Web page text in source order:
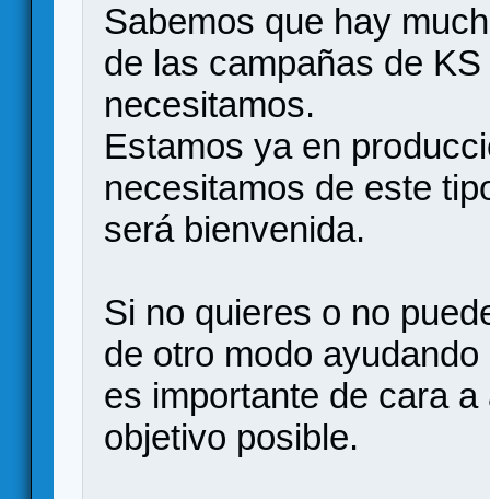
Sabemos que hay
de las campañas de
necesitamos.
Estamos ya en
necesitamos de este
será bienvenida.
Si no quieres o no
de otro modo
es importante de cara
objetivo posible.